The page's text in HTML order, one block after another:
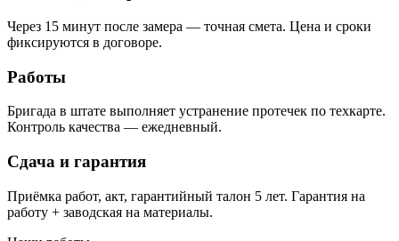
Через 15 минут после замера — точная смета. Цена и сроки
фиксируются в договоре.
Работы
Бригада в штате выполняет устранение протечек по техкарте.
Контроль качества — ежедневный.
Сдача и гарантия
Приёмка работ, акт, гарантийный талон 5 лет. Гарантия на
работу + заводская на материалы.